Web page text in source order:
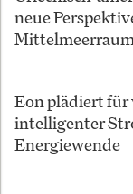
neue
Mittelmeerraum
Eon plädiert
intelligenter
Energiewende